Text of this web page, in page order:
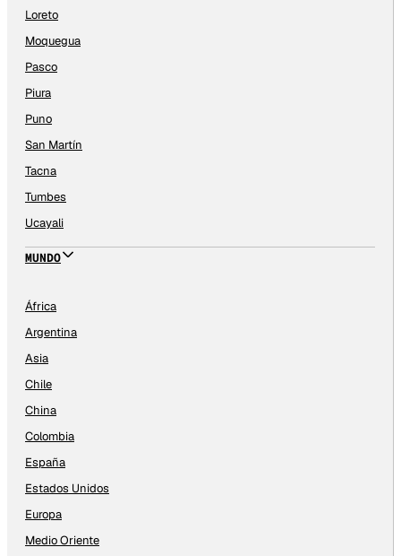
Loreto
Moquegua
Pasco
Piura
Puno
San Martín
Tacna
Tumbes
Ucayali
MUNDO
África
Argentina
Asia
Chile
China
Colombia
España
Estados Unidos
Europa
Medio Oriente